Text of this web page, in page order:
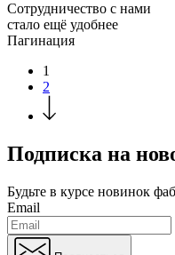
Сотрудничество с нами
стало ещё удобнее
Пагинация
1
2
Подписка на
Будьте в курсе новинок
Email